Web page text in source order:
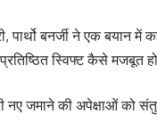
पार्थो बनर्जी ने एक बयान
स्विफ्ट कैसे मजबूत
नए जमाने की अपेक्षाओं को